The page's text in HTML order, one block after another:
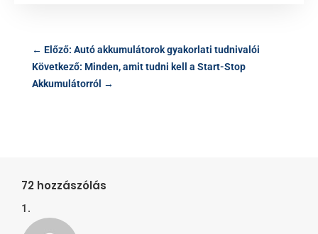
← Előző: Autó akkumulátorok gyakorlati tudnivalói
Következő: Minden, amit tudni kell a Start-Stop
Akkumulátorról →
72 hozzászólás